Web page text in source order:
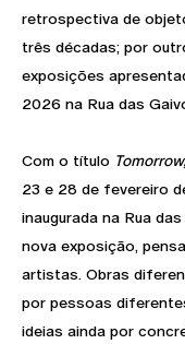
retrospectiva de
três décadas; por
exposições
2026 na Rua das
Com o título
23 e 28 de fevereiro
inaugurada na Rua
nova exposição,
artistas. Obras
por pessoas
ideias ainda por